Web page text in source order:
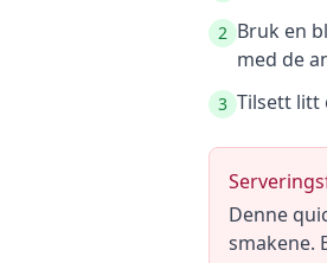
2 Bruk en
med de
3 Tilsett litt
Denne
smakene.